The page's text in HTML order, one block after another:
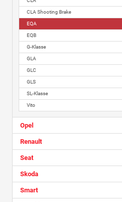
CLA Shooting Brake
EQA
EQB
G-Klasse
GLA
GLC
GLS
SL-Klasse
Vito
Opel
Renault
Seat
Skoda
Smart